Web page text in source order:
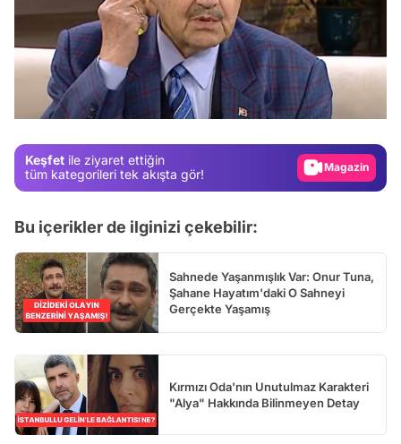
Keşfet ile ziyaret ettiğin
tüm kategorileri tek akışta gör!
Video
Magazin
Video
Bu içerikler de ilginizi çekebilir:
Sahnede Yaşanmışlık Var: Onur Tuna,
Şahane Hayatım'daki O Sahneyi
Gerçekte Yaşamış
Kırmızı Oda'nın Unutulmaz Karakteri
"Alya" Hakkında Bilinmeyen Detay